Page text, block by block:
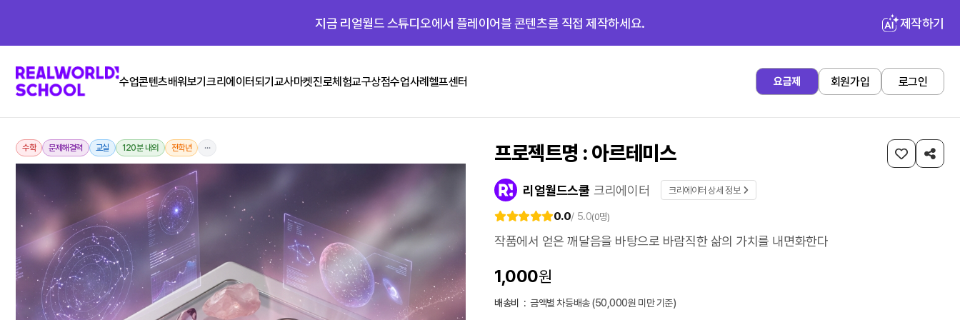
지금 리얼월드 스튜디오에서 플레이어블 콘텐츠를 직접 제작하세요. 제작하기
수업콘텐츠배워보기 크리에이터되기 교사마켓진로체험교구상점수업사례 헬프센터 요금제 회원가입 로그인
수학 문제해결력 교실 120분 내외 전학년 ··· 프로젝트명 : 아르테미스
리얼월드스쿨 크리에이터 크리에이터 상세 정보
0.0/ 5.0(0명)
작품에서 얻은 깨달음을 바탕으로 바람직한 삶의 가치를 내면화한다
1,000원
배송비 : 금액별 차등배송 (50,000원 미만 기준)